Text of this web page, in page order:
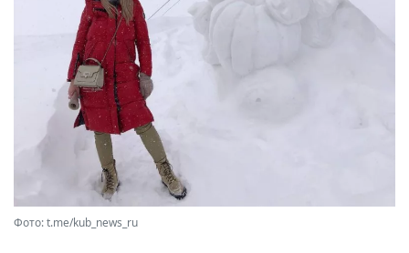
Фото: t.me/kub_news_ru